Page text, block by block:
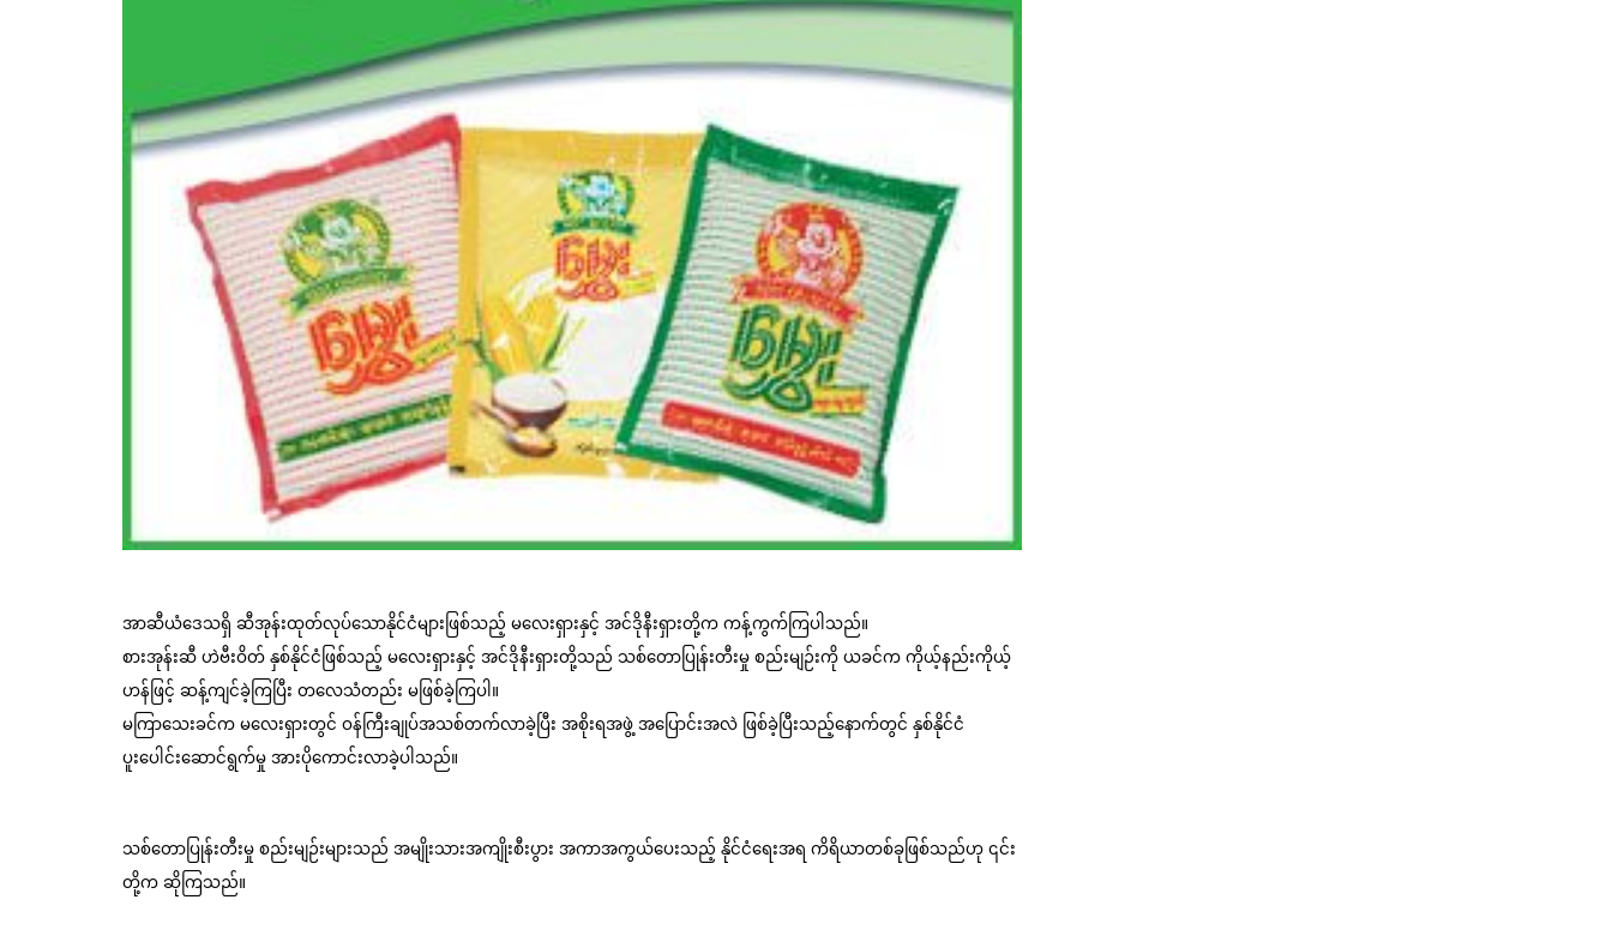
အာဆီယံဒေသရှိ ဆီအုန်းထုတ်လုပ်သောနိုင်ငံများဖြစ်သည့် မလေးရှားနှင့် အင်ဒိုနီးရှားတို့က ကန့်ကွက်ကြပါသည်။
စားအုန်းဆီ ဟဲဗီးဝိတ် နှစ်နိုင်ငံဖြစ်သည့် မလေးရှားနှင့် အင်ဒိုနီးရှားတို့သည် သစ်တောပြုန်းတီးမှု စည်းမျဉ်းကို ယခင်က ကိုယ့်နည်းကိုယ့်
ဟန်ဖြင့် ဆန့်ကျင်ခဲ့ကြပြီး တလေသံတည်း မဖြစ်ခဲ့ကြပါ။
မကြာသေးခင်က မလေးရှားတွင် ဝန်ကြီးချုပ်အသစ်တက်လာခဲ့ပြီး အစိုးရအဖွဲ့ အပြောင်းအလဲ ဖြစ်ခဲ့ပြီးသည့်နောက်တွင် နှစ်နိုင်ငံ
ပူးပေါင်းဆောင်ရွက်မှု အားပိုကောင်းလာခဲ့ပါသည်။
သစ်တောပြုန်းတီးမှု စည်းမျဉ်းများသည် အမျိုးသားအကျိုးစီးပွား အကာအကွယ်ပေးသည့် နိုင်ငံရေးအရ ကိရိယာတစ်ခုဖြစ်သည်ဟု ၎င်း
တို့က ဆိုကြသည်။